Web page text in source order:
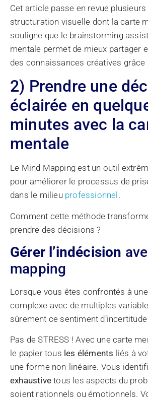
Cet article passe en revue
structuration visuelle dont la carte
souligne que le brainstorming
mentale permet de mieux partager
des connaissances créatives
2) Prendre une
éclairée en
minutes avec la
mentale
Le Mind Mapping est un outil
pour améliorer le processus de
dans le milieu professionnel .
Comment cette méthode
prendre des décisions ?
Gérer l’indécision
mapping
Lorsque vous êtes confrontés à
complexe avec de multiples
sûrement ce sentiment
Pas de STRESS ! Avec une carte
le papier tous les éléments liés à
une forme non-linéaire. Vous
exhaustive tous les aspects du
soient rationnels ou émotionnels.